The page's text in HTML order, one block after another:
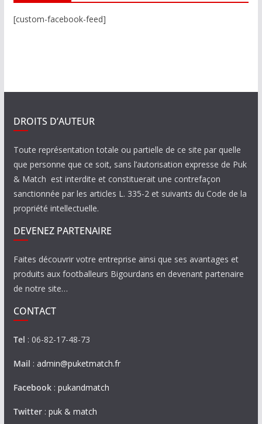
[custom-facebook-feed]
DROITS D’AUTEUR
Toute représentation totale ou partielle de ce site par quelle
que personne que ce soit, sans l’autorisation expresse de Puk
& Match est interdite et constituerait une contrefaçon
sanctionnée par les articles L. 335-2 et suivants du Code de la
propriété intellectuelle.
DEVENEZ PARTENAIRE
Faites découvrir votre entreprise ainsi que ses avantages et
produits aux footballeurs Bigourdans en devenant partenaire
de notre site…
CONTACT
Tel : 06-82-17-48-73
Mail : admin@puketmatch.fr
Facebook: pukandmatch
Twitter: puk & match